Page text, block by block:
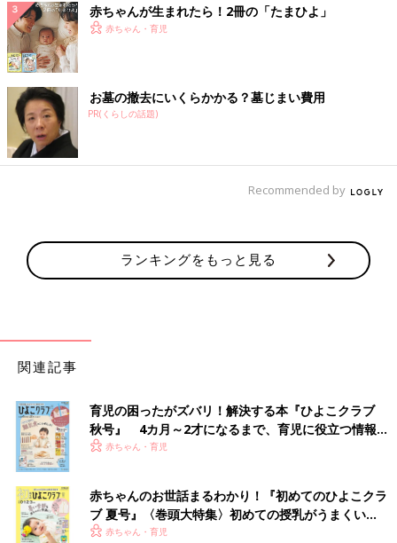
赤ちゃんが生まれたら！2冊の「たまひよ」
赤ちゃん・育児
お墓の撤去にいくらかかる？墓じまい費用
PR(くらしの話題)
Recommended by
ランキングをもっと見る
関連記事
育児の困ったがズバリ！解決する本『ひよこクラブ
秋号』 4カ月～2才になるまで、育児に役立つ情報が
いっぱい！
赤ちゃん・育児
赤ちゃんのお世話まるわかり！『初めてのひよこクラ
ブ 夏号』〈巻頭大特集〉初めての授乳がうまくい
く！ おっぱい・ミルクの基本と夏のトラブル 解決テ
赤ちゃん・育児